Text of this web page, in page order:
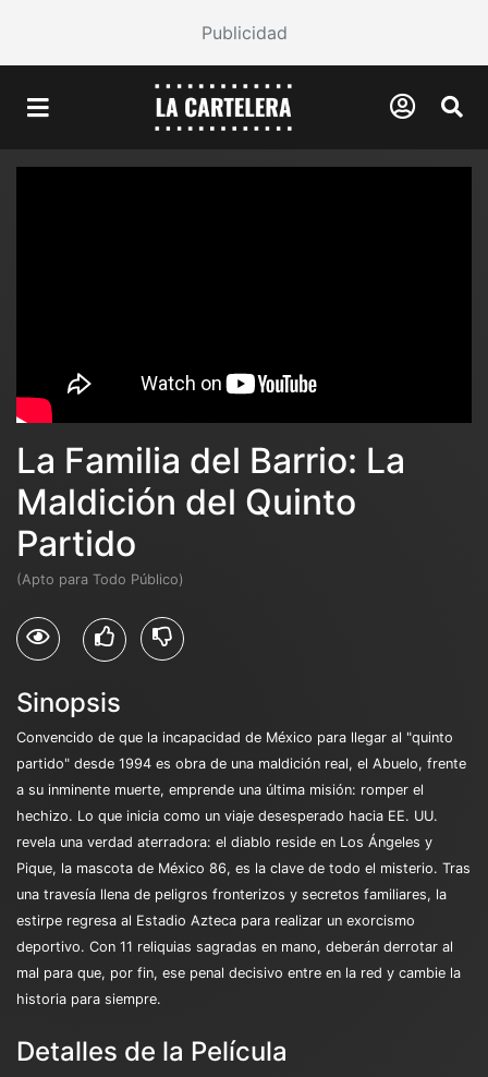
Publicidad
La Familia del Barrio: La
Maldición del Quinto
Partido
(Apto para Todo Público)
Sinopsis
Convencido de que la incapacidad de México para llegar al "quinto
partido" desde 1994 es obra de una maldición real, el Abuelo, frente
a su inminente muerte, emprende una última misión: romper el
hechizo. Lo que inicia como un viaje desesperado hacia EE. UU.
revela una verdad aterradora: el diablo reside en Los Ángeles y
Pique, la mascota de México 86, es la clave de todo el misterio. Tras
una travesía llena de peligros fronterizos y secretos familiares, la
estirpe regresa al Estadio Azteca para realizar un exorcismo
deportivo. Con 11 reliquias sagradas en mano, deberán derrotar al
mal para que, por fin, ese penal decisivo entre en la red y cambie la
historia para siempre.
Detalles de la Película